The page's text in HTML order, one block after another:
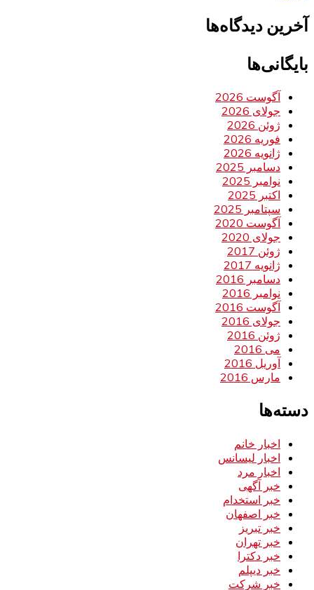
آخرین دیدگاه‌ها
بایگانی‌ها
آگوست 2026
جولای 2026
ژوئن 2026
فوریه 2026
ژانویه 2026
دسامبر 2025
نوامبر 2025
اکتبر 2025
سپتامبر 2025
آگوست 2020
جولای 2020
ژوئن 2017
ژانویه 2017
دسامبر 2016
نوامبر 2016
آگوست 2016
جولای 2016
ژوئن 2016
می 2016
آوریل 2016
مارس 2016
دسته‌ها
اخبار خانم
اخبار لیسانس
اخبار مرد
خبر آگهی
خبر استخدام
خبر اصفهان
خبر تبریز
خبر تهران
خبر دکترا
خبر دیپلم
خبر شرکت